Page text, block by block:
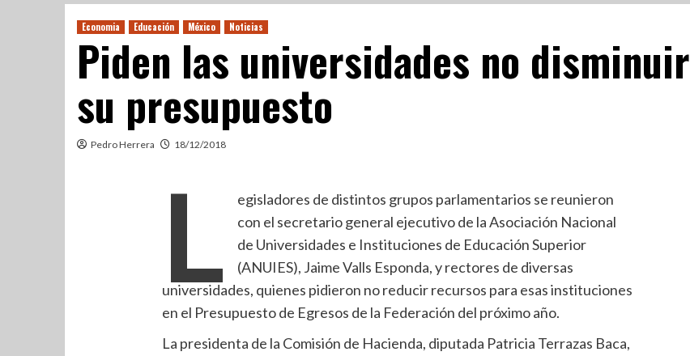
Economia Educación México Noticias
Piden las universidades no disminuir
su presupuesto
Pedro Herrera 18/12/2018
L
egisladores de distintos grupos parlamentarios se reunieron
con el secretario general ejecutivo de la Asociación Nacional
de Universidades e Instituciones de Educación Superior
(ANUIES), Jaime Valls Esponda, y rectores de diversas
universidades, quienes pidieron no reducir recursos para esas instituciones
en el Presupuesto de Egresos de la Federación del próximo año.
La presidenta de la Comisión de Hacienda, diputada Patricia Terrazas Baca,